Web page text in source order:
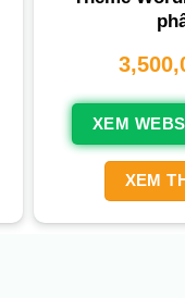
XEM
XEM